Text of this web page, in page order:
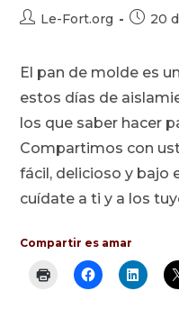
Autor
entrada:
Le-Fort.org
entrada:
20
El pan de molde es
estos días de
los que saber hacer
Compartimos con
fácil, delicioso y bajo
cuídate a ti y a los
Compartir es amar